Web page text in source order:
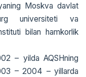
Moskva davlat
universiteti va
bilan hamkorlik
– yilda AQSHning
– 2004 – yillarda